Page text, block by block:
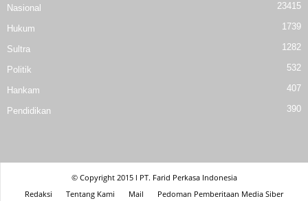
Nasional 23415
Hukum 1739
Sultra 1282
Politik 532
Hankam 407
Pendidikan 390
© Copyright 2015 l PT. Farid Perkasa Indonesia
Redaksi
Tentang Kami Mail Pedoman Pemberitaan Media Siber